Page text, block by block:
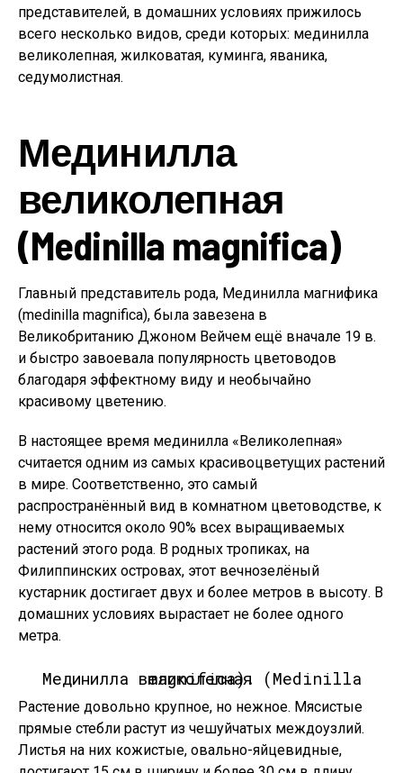
представителей, в домашних условиях прижилось
всего несколько видов, среди которых: мединилла
великолепная, жилковатая, куминга, яваника,
седумолистная.
Мединилла
великолепная
(Medinilla magnifica)
Главный представитель рода, Мединилла магнифика
(medinilla magnifica), была завезена в
Великобританию Джоном Вейчем ещё вначале 19 в.
и быстро завоевала популярность цветоводов
благодаря эффектному виду и необычайно
красивому цветению.
В настоящее время мединилла «Великолепная»
считается одним из самых красивоцветущих растений
в мире. Соответственно, это самый
распространённый вид в комнатном цветоводстве, к
нему относится около 90% всех выращиваемых
растений этого рода. В родных тропиках, на
Филиппинских островах, этот вечнозелёный
кустарник достигает двух и более метров в высоту. В
домашних условиях вырастает не более одного
метра.
Мединилла великолепная (Medinilla magnifica).
Растение довольно крупное, но нежное. Мясистые
прямые стебли растут из чешуйчатых междоузлий.
Листья на них кожистые, овально-яйцевидные,